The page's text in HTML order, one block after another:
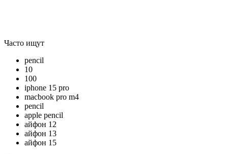
Часто ищут
pencil
10
100
iphone 15 pro
macbook pro m4
pencil
apple pencil
айфон 12
айфон 13
айфон 15